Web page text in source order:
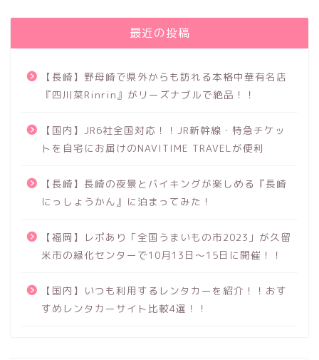
最近の投稿
【長崎】野母崎で県外からも訪れる本格中華有名店
『四川菜Rinrin』がリーズナブルで絶品！！
【国内】JR6社全国対応！！JR新幹線・特急チケッ
トを自宅にお届けのNAVITIME TRAVELが便利
【長崎】長崎の夜景とバイキングが楽しめる『長崎
にっしょうかん』に泊まってみた！
【福岡】レポあり「全国うまいもの市2023」が久留
米市の緑化センターで10月13日～15日に開催！！
【国内】いつも利用するレンタカーを紹介！！おす
すめレンタカーサイト比較4選！！